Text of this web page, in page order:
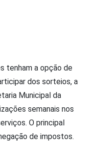
tenham a opção de
dos sorteios, a
Municipal da
semanais nos
O principal
de impostos.